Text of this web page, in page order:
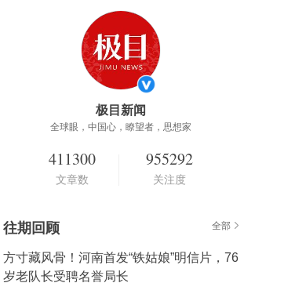
极目新闻
全球眼，中国心，瞭望者，思想家
411300
文章数
955292
关注度
往期回顾 全部
方寸藏风骨！河南首发“铁姑娘”明信片，76
岁老队长受聘名誉局长